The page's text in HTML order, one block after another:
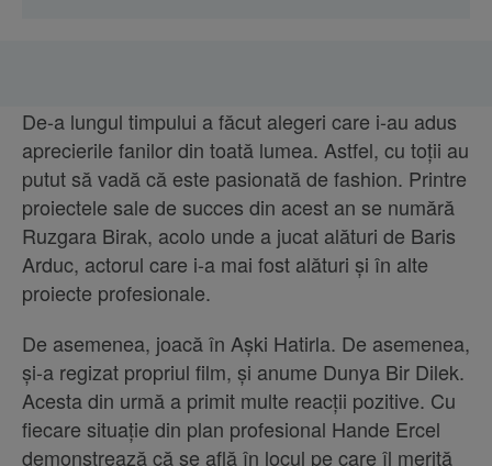
De-a lungul timpului a făcut alegeri care i-au adus
aprecierile fanilor din toată lumea. Astfel, cu toții au
putut să vadă că este pasionată de fashion. Printre
proiectele sale de succes din acest an se numără
Ruzgara Birak, acolo unde a jucat alături de Baris
Arduc, actorul care i-a mai fost alături și în alte
proiecte profesionale.
De asemenea, joacă în Așki Hatirla. De asemenea,
și-a regizat propriul film, și anume Dunya Bir Dilek.
Acesta din urmă a primit multe reacții pozitive. Cu
fiecare situație din plan profesional Hande Ercel
demonstrează că se află în locul pe care îl merită